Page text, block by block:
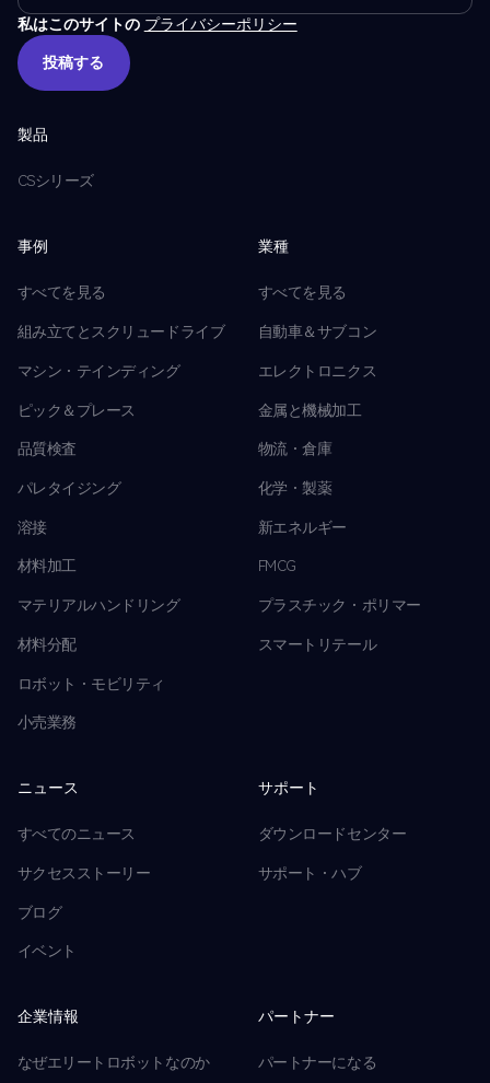
私はこのサイトの プライバシーポリシー
投稿する
投稿する
製品
CSシリーズ
事例
すべてを見る
組み立てとスクリュードライブ
マシン・テインディング
ピック＆プレース
品質検査
パレタイジング
溶接
材料加工
マテリアルハンドリング
材料分配
ロボット・モビリティ
小売業務
業種
すべてを見る
自動車＆サブコン
エレクトロニクス
金属と機械加工
物流・倉庫
化学・製薬
新エネルギー
FMCG
プラスチック・ポリマー
スマートリテール
ニュース
すべてのニュース
サクセスストーリー
ブログ
イベント
サポート
ダウンロードセンター
サポート・ハブ
企業情報
なぜエリートロボットなのか
パートナー
パートナーになる